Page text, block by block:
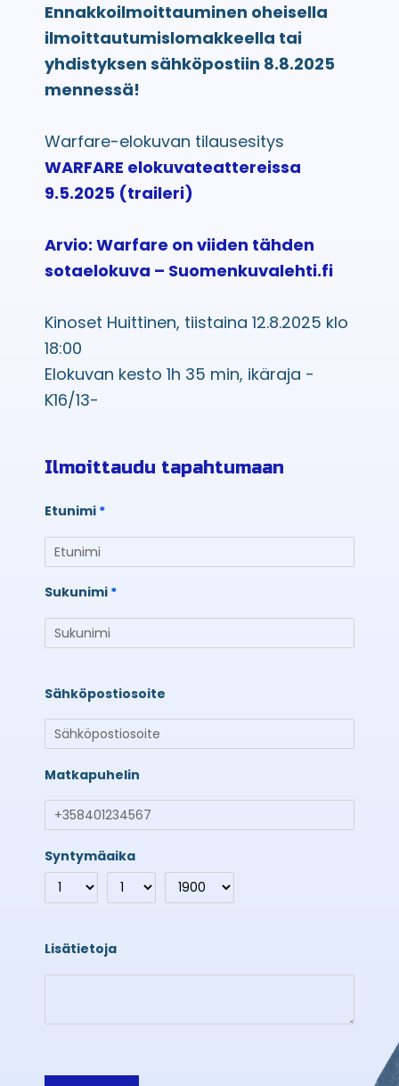
Ennakkoilmoittauminen oheisella
ilmoittautumislomakkeella tai
yhdistyksen sähköpostiin 8.8.2025
mennessä!
Warfare-elokuvan tilausesitys
WARFARE elokuvateattereissa
9.5.2025 (traileri)
Arvio: Warfare on viiden tähden
sotaelokuva – Suomenkuvalehti.fi
Kinoset Huittinen, tiistaina 12.8.2025 klo
18:00
Elokuvan kesto 1h 35 min, ikäraja -
K16/13-
Ilmoittaudu tapahtumaan
Etunimi
Sukunimi
Sähköpostiosoite
Matkapuhelin
Syntymäaika
Lisätietoja